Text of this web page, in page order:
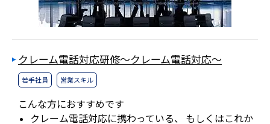
クレーム電話対応研修～クレーム電話対応～
若手社員 営業スキル
こんな方におすすめです
クレーム電話対応に携わっている、 もしくはこれか